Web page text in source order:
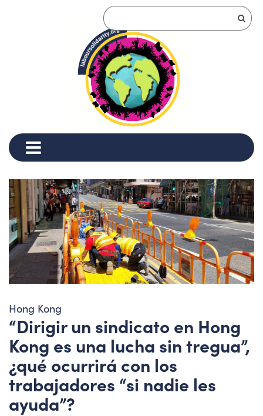
Hong Kong
“Dirigir un sindicato en Hong
Kong es una lucha sin tregua”,
¿qué ocurrirá con los
trabajadores “si nadie les
ayuda”?